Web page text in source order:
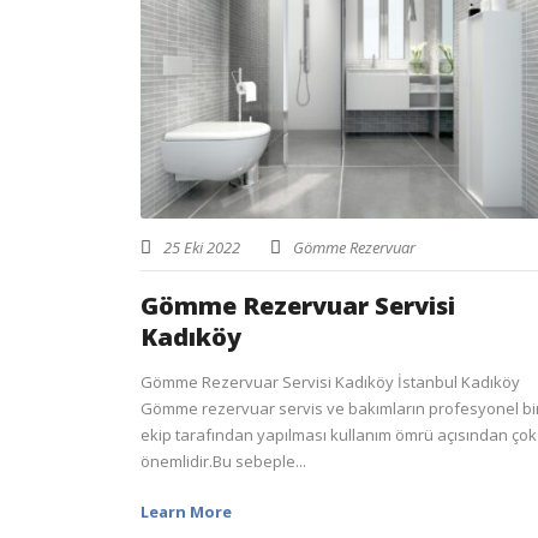
25 Eki 2022 Gömme Rezervuar
Gömme Rezervuar Servisi
Kadıköy
Gömme Rezervuar Servisi Kadıköy İstanbul Kadıköy
Gömme rezervuar servis ve bakımların profesyonel
ekip tarafından yapılması kullanım ömrü açısından çok
önemlidir.Bu sebeple...
Learn More